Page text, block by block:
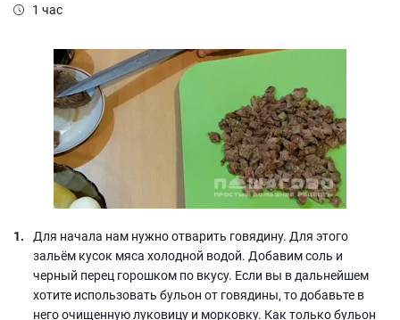
1 час
Для начала нам нужно отварить говядину. Для этого
зальём кусок мяса холодной водой. Добавим соль и
черный перец горошком по вкусу. Если вы в дальнейшем
хотите использовать бульон от говядины, то добавьте в
него очищенную луковицу и морковку. Как только бульон